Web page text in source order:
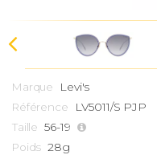
Marque Levi's
Référence LV5011/S PJP
Taille 56-19
Poids 28g